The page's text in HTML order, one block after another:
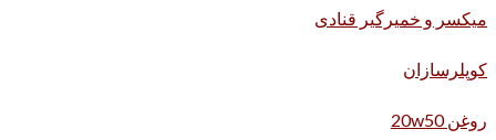
میکسر و خمیرگیر قنادی
کوپلرسازان
روغن 20w50